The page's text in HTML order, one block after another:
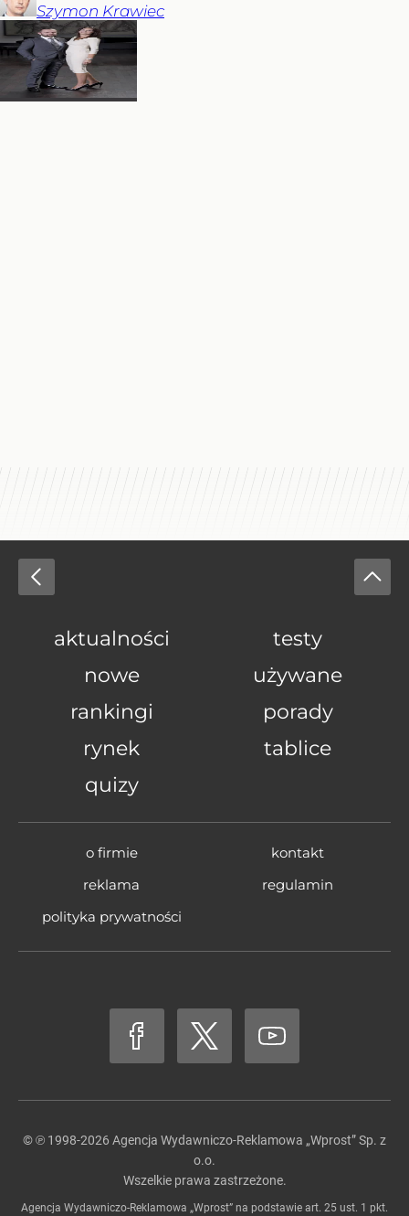
Szymon Krawiec
aktualności
testy
nowe
używane
rankingi
porady
rynek
tablice
quizy
o firmie
kontakt
reklama
regulamin
polityka prywatności
© ℗ 1998-2026 Agencja Wydawniczo-Reklamowa „Wprost” Sp. z
o.o.
Wszelkie prawa zastrzeżone.
Agencja Wydawniczo-Reklamowa „Wprost” na podstawie art. 25 ust. 1 pkt.